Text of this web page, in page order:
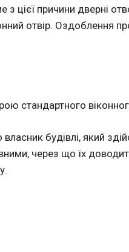
з цієї причини дверні
отвір. Оздоблення
стандартного
власник будівлі, який
через що їх